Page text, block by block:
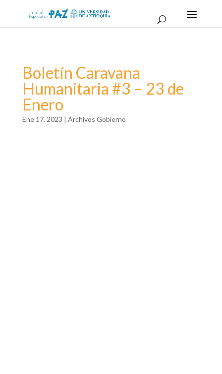
Boletín Caravana
Humanitaria #3 – 23 de
Enero
Ene 17, 2023 | Archivos Gobierno